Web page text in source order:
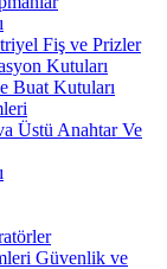
Fiş ve Prizler
Kutuları
Buat Kutuları
Üstü Anahtar Ve
Güvenlik ve